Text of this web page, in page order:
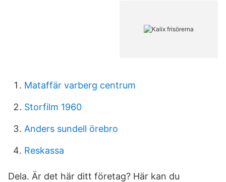
Mataffär varberg centrum
Storfilm 1960
Anders sundell örebro
Reskassa
Dela. Är det här ditt företag? Här kan du